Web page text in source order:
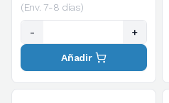
(Env. 7-8 días)
- +
Añadir